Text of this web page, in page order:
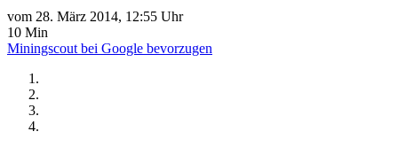
vom 28. März 2014, 12:55 Uhr
10 Min
Miningscout bei Google bevorzugen